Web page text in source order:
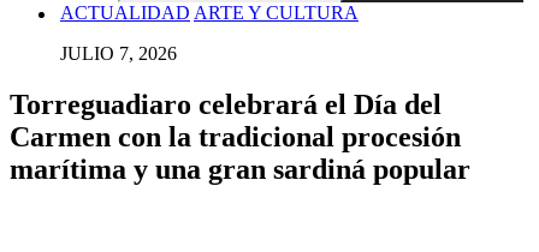
ACTUALIDAD ARTE Y CULTURA
JULIO 7, 2026
Torreguadiaro celebrará el Día del
Carmen con la tradicional procesión
marítima y una gran sardiná popular